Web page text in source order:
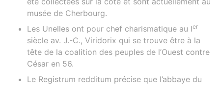
musée de Cherbourg.
Les Unelles ont pour chef charismatique au Ier
siècle av. J.-C., Viridorix qui se trouve être à la
tête de la coalition des peuples de l’Ouest contre
César en 56.
Le Registrum redditum précise que l’abbaye du